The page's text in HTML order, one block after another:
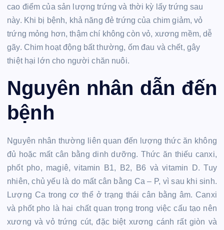
cao điểm của sản lượng trứng và thời kỳ lấy trứng sau
này. Khi bị bệnh, khả năng đẻ trứng của chim giảm, vỏ
trứng mỏng hơn, thậm chí không còn vỏ, xương mềm, dễ
gãy. Chim hoạt động bất thường, ốm đau và chết, gây
thiệt hại lớn cho người chăn nuôi.
Nguyên nhân dẫn đến
bệnh
Nguyên nhân thường liên quan đến lượng thức ăn không
đủ hoặc mất cân bằng dinh dưỡng. Thức ăn thiếu canxi,
phốt pho, magiê, vitamin B1, B2, B6 và vitamin D. Tuy
nhiên, chủ yếu là do mất cân bằng Ca – P, vì sau khi sinh.
Lượng Ca trong cơ thể ở trạng thái cân bằng âm. Canxi
và phốt pho là hai chất quan trọng trong việc cấu tạo nên
xương và vỏ trứng cút, đặc biệt xương cánh rất giòn và